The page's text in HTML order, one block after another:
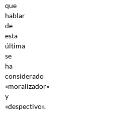
que
hablar
de
esta
última
se
ha
considerado
«moralizador»
y
«despectivo».